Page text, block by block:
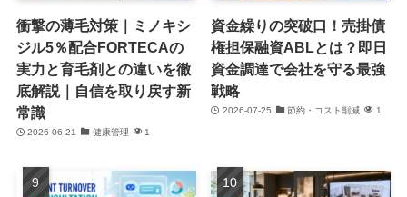
衝撃の薄毛対策｜ミノキシ
ジル5％配合FORTECAの
実力と育毛剤との違いを徹
底解説｜自信を取り戻す新
常識
2026-06-21 健康管理 1
資金繰りの突破口！売掛債
権担保融資ABLとは？即日
資金調達で会社を守る最強
戦略
2026-07-25 節約・コスト削減 1